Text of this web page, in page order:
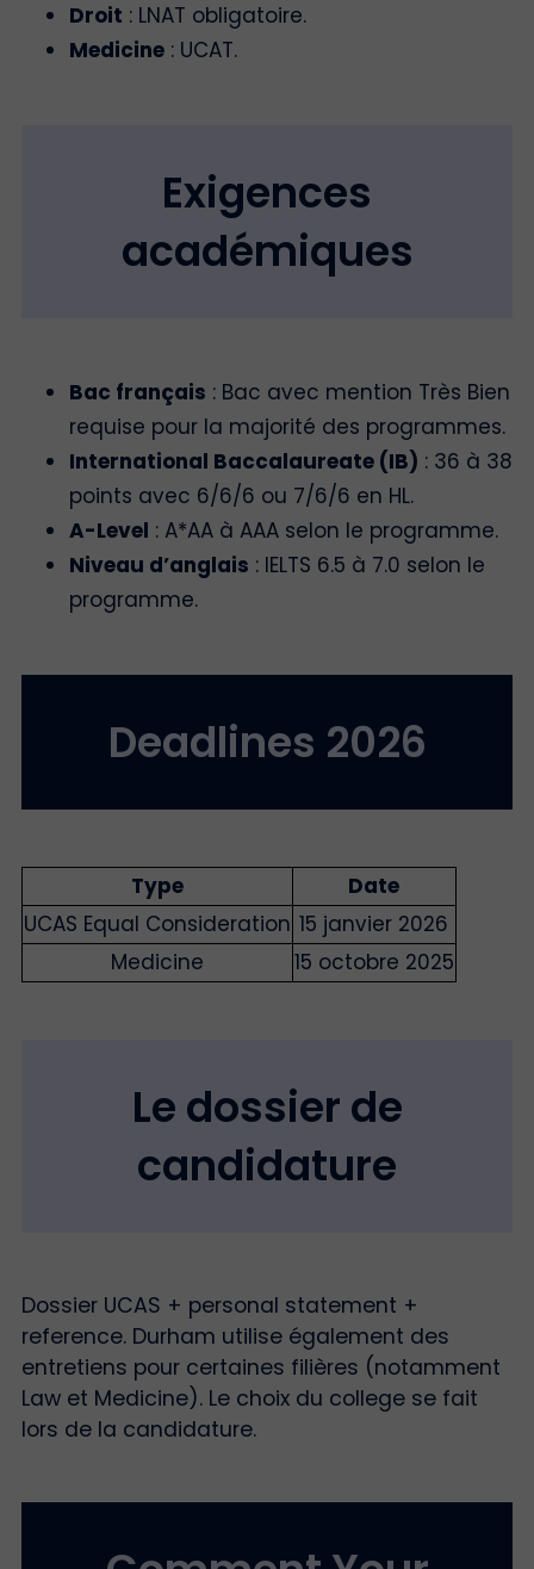
Droit : LNAT obligatoire.
Medicine: UCAT.
Exigences
académiques
Bac français : Bac avec mention Très Bien
requise pour la majorité des programmes.
International Baccalaureate (IB) : 36 à 38
points avec 6/6/6 ou 7/6/6 en HL.
A-Level : A*AA à AAA selon le programme.
Niveau d’anglais : IELTS 6.5 à 7.0 selon le
programme.
Deadlines 2026
Type
Date
UCAS Equal Consideration 15 janvier 2026
Medicine
15 octobre 2025
Le dossier de
candidature
Dossier UCAS + personal statement +
reference. Durham utilise également des
entretiens pour certaines filières (notamment
Law et Medicine). Le choix du college se fait
lors de la candidature.